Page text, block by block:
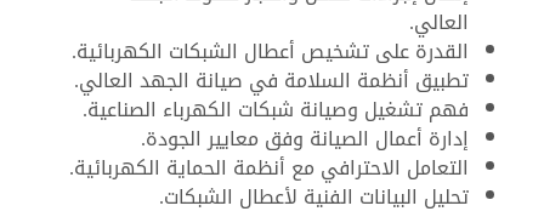
العالي.
القدرة على تشخيص أعطال الشبكات الكهربائية.
تطبيق أنظمة السلامة في صيانة الجهد العالي.
فهم تشغيل وصيانة شبكات الكهرباء الصناعية.
إدارة أعمال الصيانة وفق معايير الجودة.
التعامل الاحترافي مع أنظمة الحماية الكهربائية.
تحليل البيانات الفنية لأعطال الشبكات.